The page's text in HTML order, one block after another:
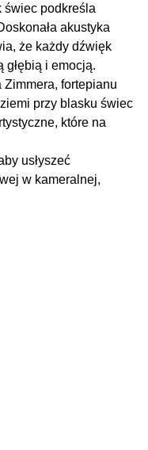
świec podkreśla
akustyka
że każdy dźwięk
głębią i emocją.
Zimmera, fortepianu
przy blasku świec
które na
usłyszeć
w kameralnej,